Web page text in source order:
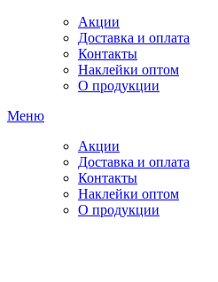
Акции
Доставка и оплата
Контакты
Наклейки оптом
О продукции
Меню
Акции
Доставка и оплата
Контакты
Наклейки оптом
О продукции